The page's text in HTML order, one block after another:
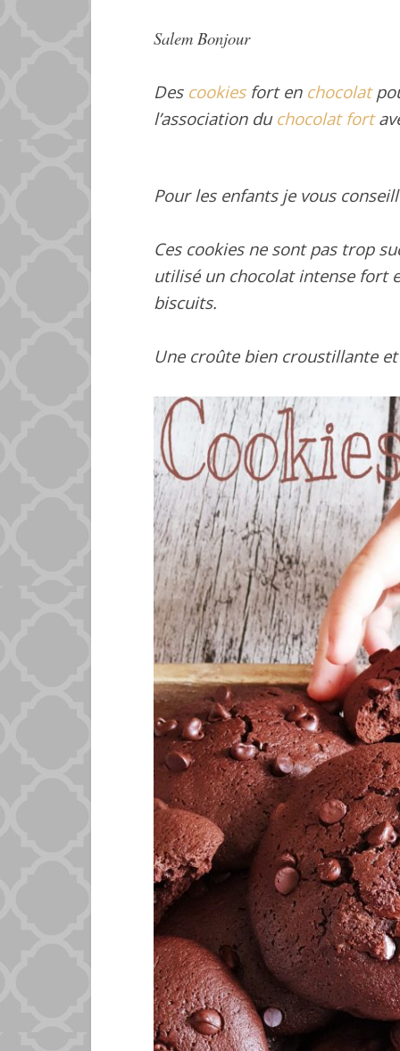
Salem Bonjour
Des cookiesfort en chocolat
l’association du chocolat fort
Pour les enfants je vous
Ces cookies ne sont pas trop
utilisé un chocolat intense fort
biscuits.
Une croûtebien croustillante